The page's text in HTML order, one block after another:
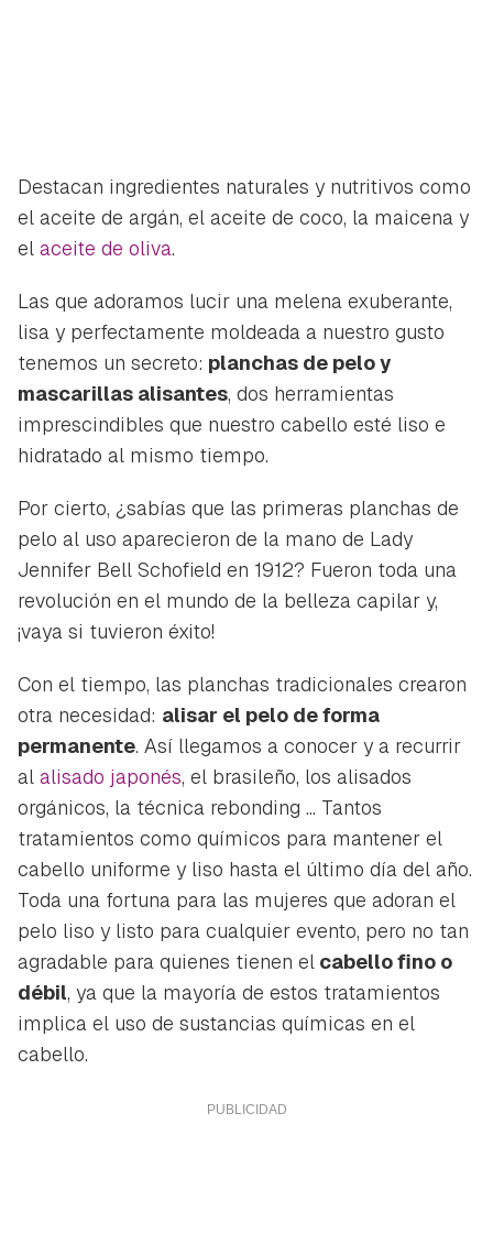
Destacan ingredientes naturales y nutritivos como
el aceite de argán, el aceite de coco, la maicena y
el aceite de oliva.
Las que adoramos lucir una melena exuberante,
lisa y perfectamente moldeada a nuestro gusto
tenemos un secreto: planchas de pelo y
mascarillas alisantes, dos herramientas
imprescindibles que nuestro cabello esté liso e
hidratado al mismo tiempo.
Por cierto, ¿sabías que las primeras planchas de
pelo al uso aparecieron de la mano de Lady
Jennifer Bell Schofield en 1912? Fueron toda una
revolución en el mundo de la belleza capilar y,
¡vaya si tuvieron éxito!
Con el tiempo, las planchas tradicionales crearon
otra necesidad: alisar el pelo de forma
permanente. Así llegamos a conocer y a recurrir
al alisado japonés, el brasileño, los alisados
orgánicos, la técnica rebonding ... Tantos
tratamientos como químicos para mantener el
cabello uniforme y liso hasta el último día del año.
Toda una fortuna para las mujeres que adoran el
pelo liso y listo para cualquier evento, pero no tan
agradable para quienes tienen el cabello fino o
débil, ya que la mayoría de estos tratamientos
implica el uso de sustancias químicas en el
cabello.